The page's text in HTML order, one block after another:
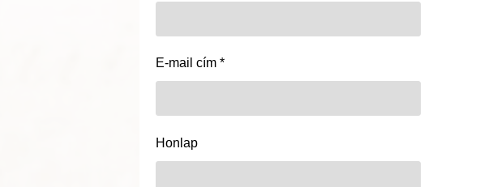
E-mail cím *
Honlap